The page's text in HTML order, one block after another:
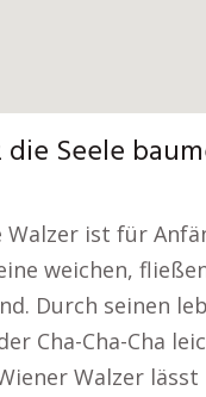
die Seele
Walzer ist für
weichen,
Durch seinen
Cha-Cha-Cha
Walzer lässt